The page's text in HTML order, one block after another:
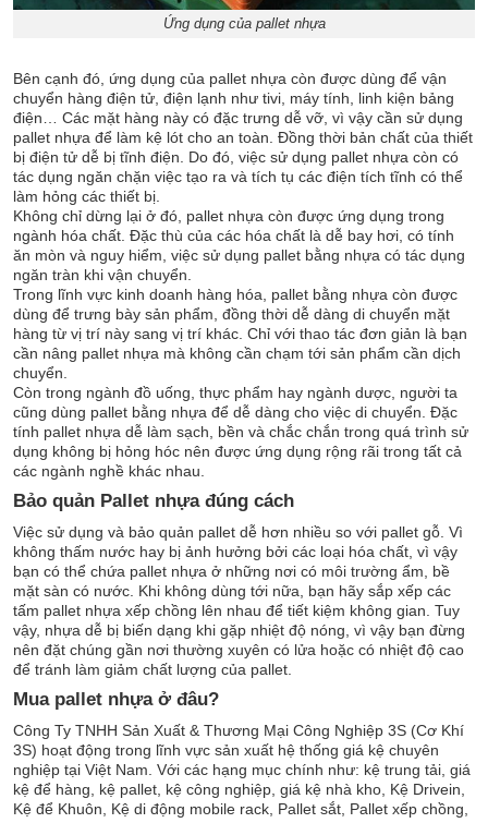
Ứng dụng của pallet nhựa
Bên cạnh đó, ứng dụng của pallet nhựa còn được dùng để vận
chuyển hàng điện tử, điện lạnh như tivi, máy tính, linh kiện bảng
điện… Các mặt hàng này có đặc trưng dễ vỡ, vì vậy cần sử dụng
pallet nhựa để làm kệ lót cho an toàn. Đồng thời bản chất của thiết
bị điện tử dễ bị tĩnh điện. Do đó, việc sử dụng pallet nhựa còn có
tác dụng ngăn chặn việc tạo ra và tích tụ các điện tích tĩnh có thể
làm hỏng các thiết bị.
Không chỉ dừng lại ở đó, pallet nhựa còn được ứng dụng trong
ngành hóa chất. Đặc thù của các hóa chất là dễ bay hơi, có tính
ăn mòn và nguy hiểm, việc sử dụng pallet bằng nhựa có tác dụng
ngăn tràn khi vận chuyển.
Trong lĩnh vực kinh doanh hàng hóa, pallet bằng nhựa còn được
dùng để trưng bày sản phẩm, đồng thời dễ dàng di chuyển mặt
hàng từ vị trí này sang vị trí khác. Chỉ với thao tác đơn giản là bạn
cần nâng pallet nhựa mà không cần chạm tới sản phẩm cần dịch
chuyển.
Còn trong ngành đồ uống, thực phẩm hay ngành dược, người ta
cũng dùng pallet bằng nhựa để dễ dàng cho việc di chuyển. Đặc
tính pallet nhựa dễ làm sạch, bền và chắc chắn trong quá trình sử
dụng không bị hỏng hóc nên được ứng dụng rộng rãi trong tất cả
các ngành nghề khác nhau.
Bảo quản Pallet nhựa đúng cách
Việc sử dụng và bảo quản pallet dễ hơn nhiều so với pallet gỗ. Vì
không thấm nước hay bị ảnh hưởng bởi các loại hóa chất, vì vậy
bạn có thể chứa pallet nhựa ở những nơi có môi trường ẩm, bề
mặt sàn có nước. Khi không dùng tới nữa, bạn hãy sắp xếp các
tấm pallet nhựa xếp chồng lên nhau để tiết kiệm không gian. Tuy
vậy, nhựa dễ bị biến dạng khi gặp nhiệt độ nóng, vì vậy bạn đừng
nên đặt chúng gần nơi thường xuyên có lửa hoặc có nhiệt độ cao
để tránh làm giảm chất lượng của pallet.
Mua pallet nhựa ở đâu?
Công Ty TNHH Sản Xuất & Thương Mại Công Nghiệp 3S (Cơ Khí
3S) hoạt động trong lĩnh vực sản xuất hệ thống giá kệ chuyên
nghiệp tại Việt Nam. Với các hạng mục chính như: kệ trung tải, giá
kệ để hàng, kệ pallet, kệ công nghiệp, giá kệ nhà kho, Kệ Drivein,
Kệ để Khuôn, Kệ di động mobile rack, Pallet sắt, Pallet xếp chồng,